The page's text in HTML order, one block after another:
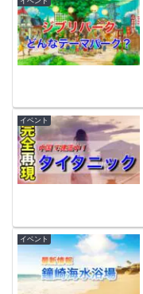
イベント
イベント